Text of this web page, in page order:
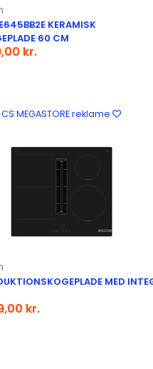
KERAMISK
60 CM
kr.
CS MEGASTORE reklame
MED
kr.